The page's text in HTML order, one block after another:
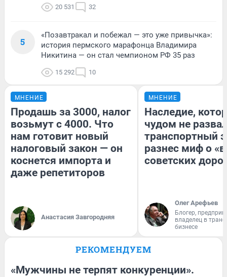
20 531 32
5
«Позавтракал и побежал — это уже привычка»:
история пермского марафонца Владимира
Никитина — он стал чемпионом РФ 35 раз
15 292 10
МНЕНИЕ
Продашь за 3000, налог
возьмут с 4000. Что
нам готовит новый
налоговый закон — он
коснется импорта и
даже репетиторов
Анастасия Завгородняя
МНЕНИЕ
Наследие,
чудом не
транспортный
разнес миф о
советских
Олег Арефьев
Блогер,
владелец в
бизнесе
РЕКОМЕНДУЕМ
«Мужчины не терпят конкуренции».